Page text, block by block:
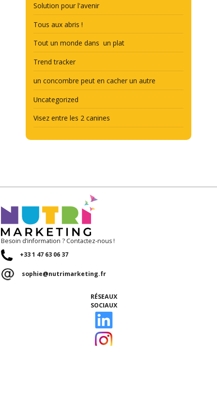
Solution pour l'avenir
Tous aux abris !
Tout un monde dans un plat
Trend tracker
un concombre peut en cacher un autre
Uncategorized
Visez entre les 2 canines
Besoin d’information ? Contactez-nous !
+33 1 47 63 06 37
sophie@nutrimarketing.fr
RÉSEAUX
SOCIAUX